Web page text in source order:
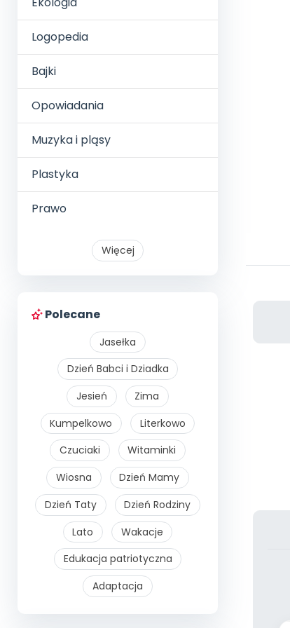
Logopedia
Bajki
Opowiadania
Muzyka i pląsy
Plastyka
Prawo
Więcej
Polecane
Jasełka
Dzień Babci i Dziadka
Jesień
Zima
Kumpelkowo
Literkowo
Czuciaki
Witaminki
Wiosna
Dzień Mamy
Dzień Taty
Dzień Rodziny
Lato
Wakacje
Edukacja patriotyczna
Adaptacja